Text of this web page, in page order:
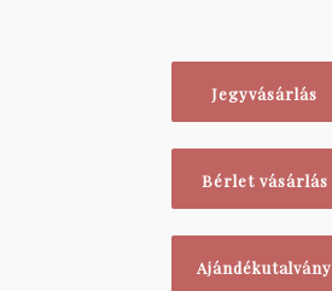
Jegyvásárlás
Bérlet vásárlás
Ajándékutalvány